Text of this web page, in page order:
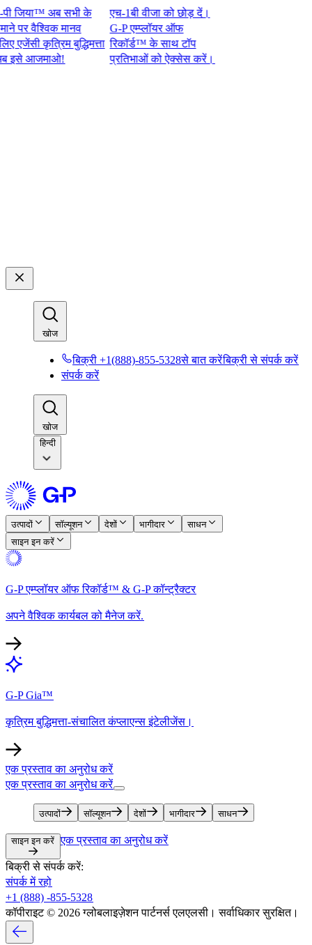
अब सभी के
वैश्विक मानव
कृत्रिम बुद्धिमत्ता
आजमाओ!​​
एच-1बी वीजा को छोड़ दें।
G-P एम्प्लॉयर ऑफ
रिकॉर्ड™ के साथ टॉप
प्रतिभाओं को ऐक्सेस करें।​​
खोज​​
बिक्री +1(888)-855-5328से बात करें​​बिक्री से संपर्क करें​​
संपर्क करें​​
खोज​​
हिन्दी
उत्पादों​​ सॉल्यूशन​​ देशों​​ भागीदार​​
साधन​​
साइन इन करें​​
G-P एम्प्लॉयर ऑफ रिकॉर्ड™ & G-P कॉन्ट्रैक्टर​​
अपने वैश्विक कार्यबल को मैनेज करें.​​
G-P Gia™​​
कृत्रिम बुद्धिमत्ता-संचालित कंप्लाएन्स इंटेलीजेंस।​​
एक प्रस्ताव का अनुरोध करें​​
एक प्रस्ताव का अनुरोध करें​​
उत्पादों​​ सॉल्यूशन​​ देशों​​ भागीदार​​ साधन​​
साइन इन करें​​ एक प्रस्ताव का अनुरोध करें​​
बिक्री से संपर्क करें:​​
संपर्क में रहो​​
+1 (888) -855-5328​​
कॉपीराइट © 2026 ग्लोबलाइज़ेशन पार्टनर्स एलएलसी। सर्वाधिकार सुरक्षित।​​